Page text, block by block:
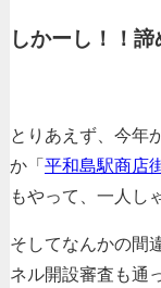
しかーし！！諦
とりあえず、今年
か「 平和島駅商店
もやって、一人し
そしてなんかの間
ネル開設審査も通